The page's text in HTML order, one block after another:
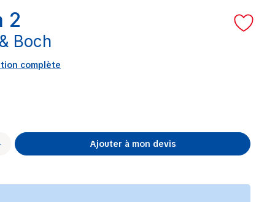
2
Boch
complète
Ajouter à mon devis